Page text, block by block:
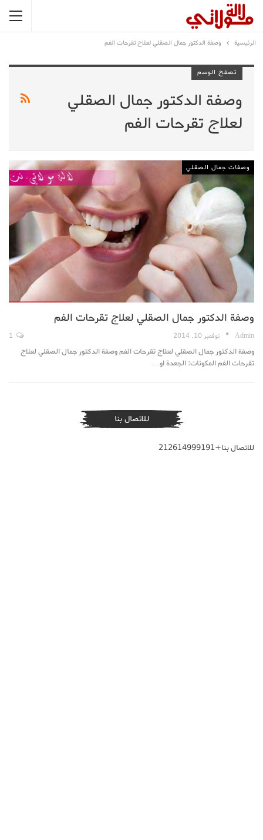
الرئيسية وصفة الدكتور جمال الصقلي لعلاج تقرحات الفم
تصفح الوسم
وصفة الدكتور جمال الصقلي
لعلاج تقرحات الفم
وصفات جمال الصقلي
وصفة الدكتور جمال الصقلي لعلاج تقرحات الفم
Admin نوفمبر 10, 2014
وصفة الدكتور جمال الصقلي لعلاج تقرحات الفم وصفة الدكتور جمال الصقلي لعلاج
تقرحات الفم المكونات: الجعدة او…
للاتصال بنا
للاتصال بنا+212614999191